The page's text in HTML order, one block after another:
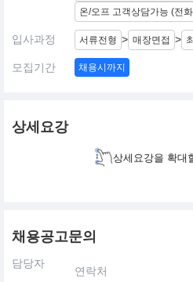
온/오프 고객상담가능 (전
입사과정 서류전형 > 매장면접 >
모집기간 채용시까지
상세요강
상세요강을 확대
채용공고문의
담당자
연락처